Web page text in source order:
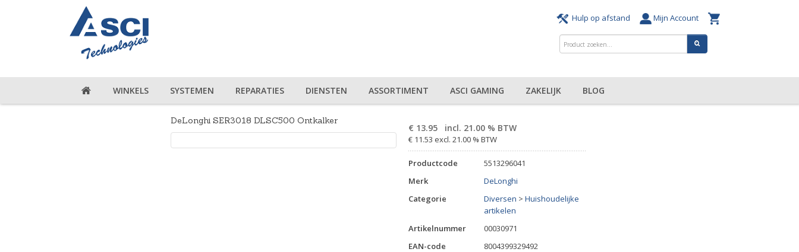
Hulp op afstand Mijn Account
WINKELS SYSTEMEN REPARATIES DIENSTEN ASSORTIMENT ASCI GAMING ZAKELIJK BLOG
DeLonghi SER3018 DLSC500 Ontkalker
€ 13.95 incl. 21.00 % BTW
€ 11.53 excl. 21.00 % BTW
Productcode
5513296041
Merk
DeLonghi
Categorie
Diversen > Huishoudelijke
artikelen
Artikelnummer
00030971
EAN-code
8004399329492